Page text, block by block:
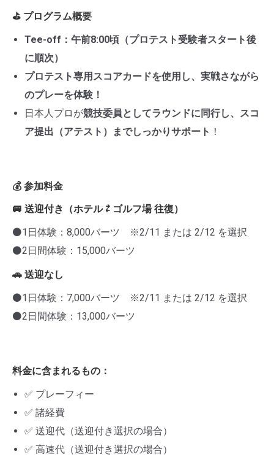
⛳ プログラム概要
Tee-off：午前8:00頃（プロテスト受験者スタート後
に順次）
プロテスト専用スコアカードを使用し、実戦さながら
のプレーを体験！
日本人プロが競技委員としてラウンドに同行し、スコ
ア提出（アテスト）までしっかりサポート ！
💰 参加料金
🚐 送迎付き（ホテル ⇄ ゴルフ場 往復）
⚫1日体験：8,000バーツ ※2/11 または 2/12 を選択
⚫2日間体験：15,000バーツ
🚗 送迎なし
⚫1日体験：7,000バーツ ※2/11 または 2/12 を選択
⚫2日間体験：13,000バーツ
料金に含まれるもの：
✅ プレーフィー
✅ 諸経費
✅ 送迎代（送迎付き選択の場合）
✅ 高速代（送迎付き選択の場合）